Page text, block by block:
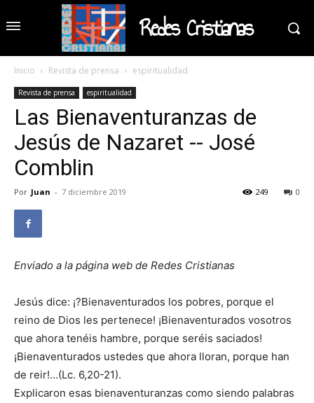
Redes Cristianas
Inicio Revista de prensa espiritualidad
Revista de prensa espiritualidad
Las Bienaventuranzas de
Jesús de Nazaret -- José
Comblin
Por Juan - 7 diciembre 2019 0
249
Enviado a la página web de Redes Cristianas
Jesús dice: ¡?Bienaventurados los pobres, porque el
reino de Dios les pertenece! ¡Bienaventurados vosotros
que ahora tenéis hambre, porque seréis saciados!
¡Bienaventurados ustedes que ahora lloran, porque han
de reir!…(Lc. 6,20-21).
Explicaron esas bienaventuranzas como siendo palabras